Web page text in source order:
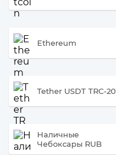
Ethereum
Tether USDT TRC-20
Наличные
Чебоксары RUB